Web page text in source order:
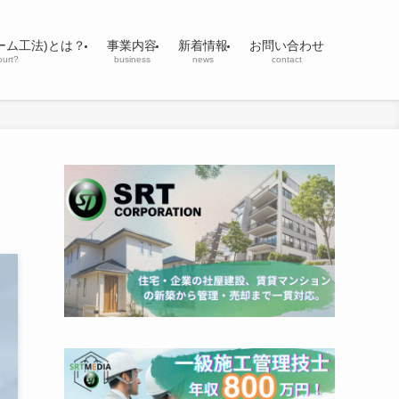
ム工法)とは？ 事業内容
business
新着情報
news
お問い合わせ
contact